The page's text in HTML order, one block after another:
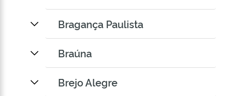
Bragança Paulista
Braúna
Brejo Alegre